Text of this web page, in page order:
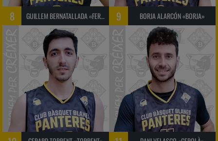
8 GUILLEM BERNATALLADA «FERRER» 9 BORJA ALARCÓN «BORJA»